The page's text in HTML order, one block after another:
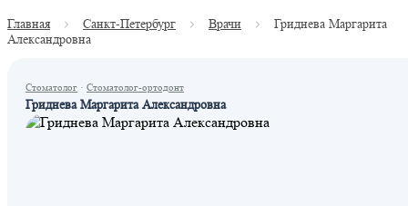
Главная Санкт-Петербург Врачи
Гриднева Маргарита
Александровна
Стоматолог · Стоматолог-ортодонт
Гриднева Маргарита Александровна